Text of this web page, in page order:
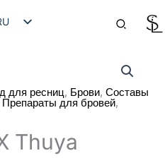
Поиск
для ресниц, Брови, Составы
Препараты для бровей,
Thuya